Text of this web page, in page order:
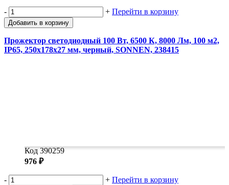
- + Перейти в корзину
Добавить в корзину
Прожектор светодиодный 100 Вт, 6500 К, 8000 Лм, 100 м2,
IP65, 250x178x27 мм, черный, SONNEN, 238415
Код 390259
976 ₽
- + Перейти в корзину